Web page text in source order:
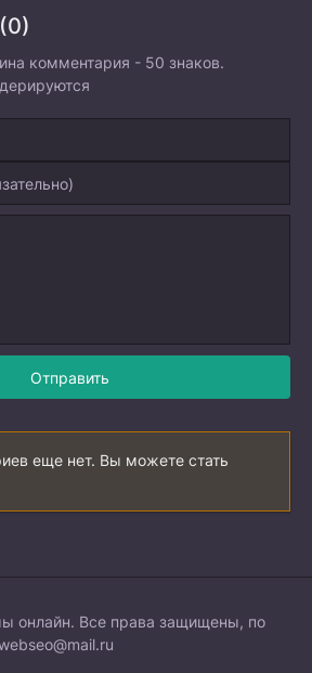
комментария - 50 знаков.
Отправить
еще нет. Вы можете стать
онлайн. Все права защищены, по